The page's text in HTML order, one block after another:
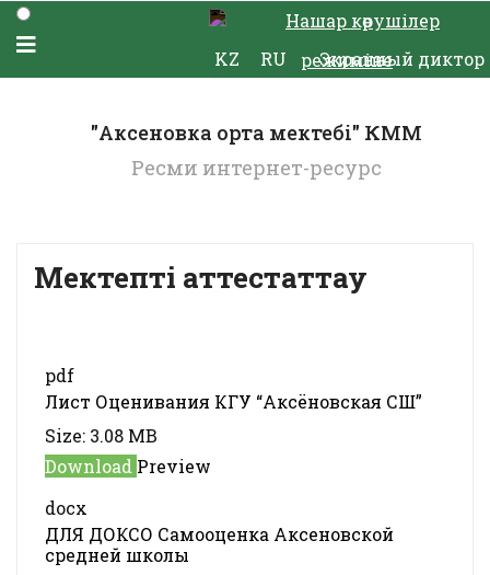
Нашар көрушілер
режиміне
KZ RU Экранный диктор
"Аксеновка орта мектебі" КММ
Ресми интернет-ресурс
Мектепті аттестаттау
pdf
Лист Оценивания КГУ “Аксёновская СШ”
Size: 3.08 MB
Download Preview
docx
ДЛЯ ДОКСО Самооценка Аксеновской
средней школы